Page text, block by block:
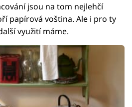
jsou na tom nejlehčí
papírová voština. Ale i pro ty
využití máme.